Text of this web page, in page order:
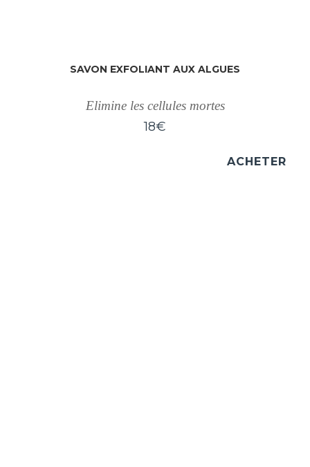
SAVON EXFOLIANT AUX ALGUES
Elimine les cellules mortes
18€
ACHETER